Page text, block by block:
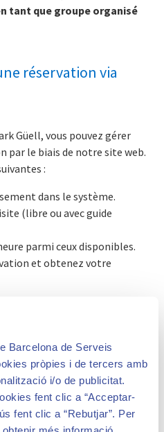
Barcelona de Serveis
pròpies i de tercers amb
i/o de publicitat.
fent clic a “Acceptar-
fent clic a “Rebutjar”. Per
tant que groupe organisé
réservation via
Güell, vous pouvez gérer
par le biais de notre site web.
:
dans le système.
(libre ou avec guide
parmi ceux disponibles.
et obtenez votre
VISITE, VOUS DEVREZ
VISITE REVÊT UN
LUDIQUE.
notre règlement et
l’inscription et la